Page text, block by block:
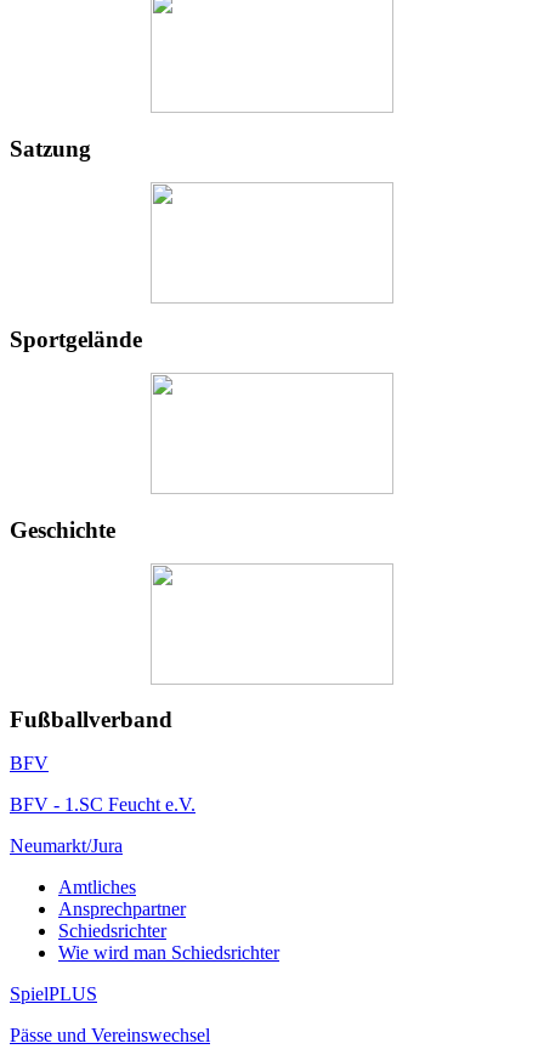
Satzung
Sportgelände
Geschichte
Fußballverband
BFV
BFV - 1.SC Feucht e.V.
Neumarkt/Jura
Amtliches
Ansprechpartner
Schiedsrichter
Wie wird man Schiedsrichter
SpielPLUS
Pässe und Vereinswechsel